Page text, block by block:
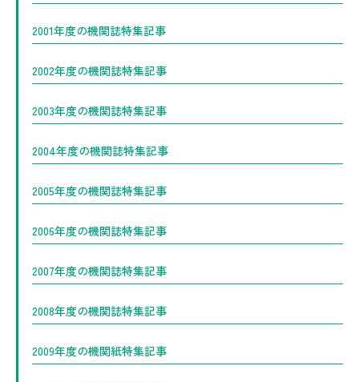
2001年度の機関誌特集記事
2002年度の機関誌特集記事
2003年度の機関誌特集記事
2004年度の機関誌特集記事
2005年度の機関誌特集記事
2006年度の機関誌特集記事
2007年度の機関誌特集記事
2008年度の機関誌特集記事
2009年度の機関紙特集記事